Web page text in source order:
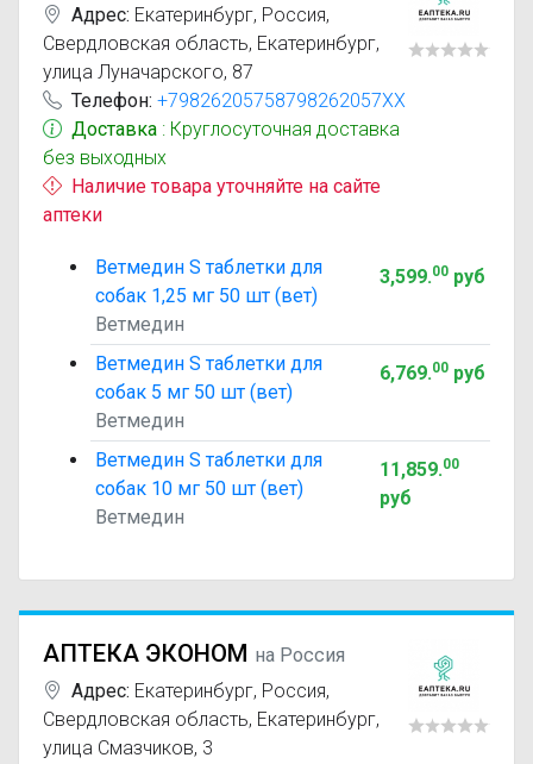
Адрес: Екатеринбург, Россия,
Свердловская область, Екатеринбург,
улица Луначарского, 87
Телефон: +79826205758798262057XX
Доставка : Круглосуточная доставка
без выходных
Наличие товара уточняйте на сайте
аптеки
Ветмедин S таблетки для
собак 1,25 мг 50 шт (вет)
Ветмедин
3,599.00руб
Ветмедин S таблетки для
собак 5 мг 50 шт (вет)
Ветмедин
6,769.00руб
Ветмедин S таблетки для
собак 10 мг 50 шт (вет)
Ветмедин
11,859.00
руб
АПТЕКА ЭКОНОМ на Россия
Адрес: Екатеринбург, Россия,
Свердловская область, Екатеринбург,
улица Смазчиков, 3